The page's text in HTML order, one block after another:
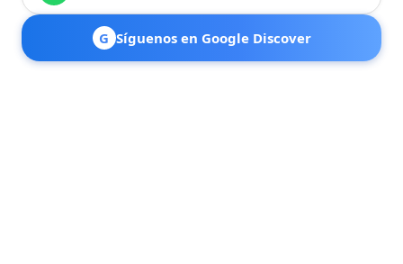
G Síguenos en Google Discover